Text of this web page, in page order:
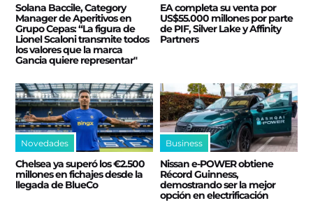
Solana Baccile, Category
Manager de Aperitivos en
Grupo Cepas: “La figura de
Lionel Scaloni transmite todos
los valores que la marca
Gancia quiere representar"
EA completa su venta por
US$55.000 millones por parte
de PIF, Silver Lake y Affinity
Partners
Novedades
Chelsea ya superó los €2.500
millones en fichajes desde la
llegada de BlueCo
Business
Nissan e‑POWER obtiene
Récord Guinness,
demostrando ser la mejor
opción en electrificación